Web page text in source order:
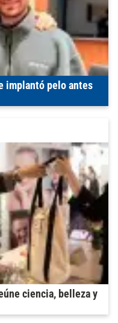
implantó pelo antes
ciencia, belleza y